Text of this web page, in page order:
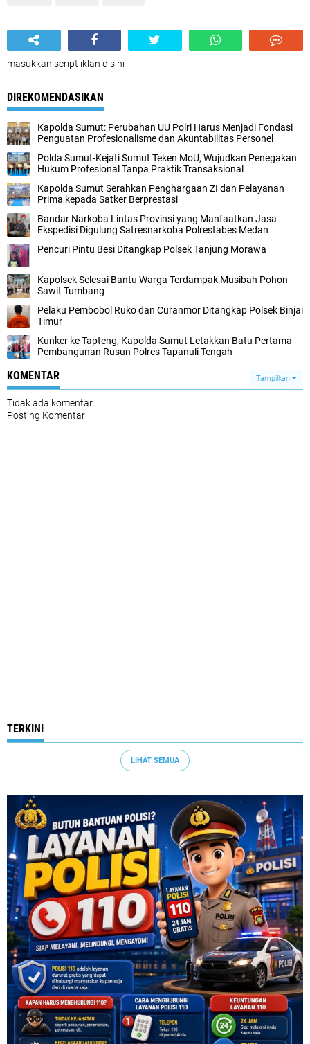
masukkan script iklan disini
DIREKOMENDASIKAN
Kapolda Sumut: Perubahan UU Polri Harus Menjadi Fondasi
Penguatan Profesionalisme dan Akuntabilitas Personel
Polda Sumut-Kejati Sumut Teken MoU, Wujudkan Penegakan
Hukum Profesional Tanpa Praktik Transaksional
Kapolda Sumut Serahkan Penghargaan ZI dan Pelayanan
Prima kepada Satker Berprestasi
Bandar Narkoba Lintas Provinsi yang Manfaatkan Jasa
Ekspedisi Digulung Satresnarkoba Polrestabes Medan
Pencuri Pintu Besi Ditangkap Polsek Tanjung Morawa‎
Kapolsek Selesai Bantu Warga Terdampak Musibah Pohon
Sawit Tumbang
Pelaku Pembobol Ruko dan Curanmor Ditangkap Polsek Binjai
Timur‎
Kunker ke Tapteng, Kapolda Sumut Letakkan Batu Pertama
Pembangunan Rusun Polres Tapanuli Tengah
KOMENTAR Tampilkan
Tidak ada komentar:
Posting Komentar
TERKINI
LIHAT SEMUA